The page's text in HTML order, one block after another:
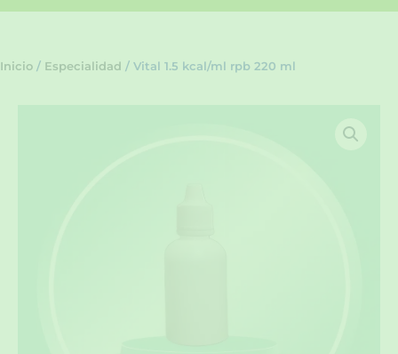
Inicio / Especialidad / Vital 1.5 kcal/ml rpb 220 ml